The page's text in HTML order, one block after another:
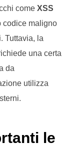
come XSS
codice maligno
Tuttavia, la
una certa
da
utilizza
le